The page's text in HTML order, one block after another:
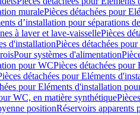
muralePièces détachées pour
d’installation pour séparations
à laver et lave-vaissellePièces
d'installationPièces détachées
Pour systèmes d'alimentation
pour WCPièces détachées
détachées pour Eléments
pour Eléments d'installation
WC, en matière synthétique
positionRéservoirs apparents